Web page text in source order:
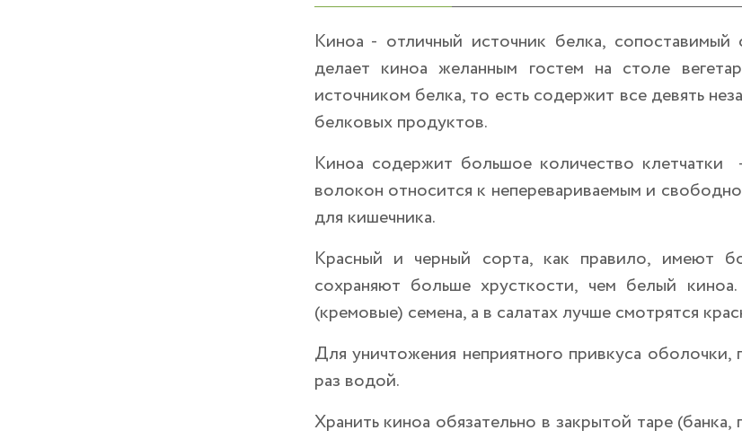
Киноа - отличный источник белка,
делает киноа желанным гостем на столе
источником белка, то есть содержит все девять
белковых продуктов.
Киноа содержит большое количество
волокон относится к неперевариваемым и
для кишечника.
Красный и черный сорта, как правило, имеют
сохраняют больше хрусткости, чем белый киноа.
(кремовые) семена, а в салатах лучше смотрятся
Для уничтожения неприятного привкуса
раз водой.
Хранить киноа обязательно в закрытой таре